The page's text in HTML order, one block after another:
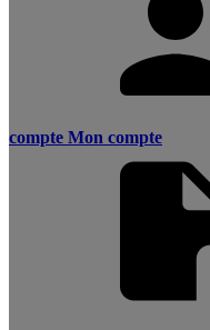
compte Mon compte